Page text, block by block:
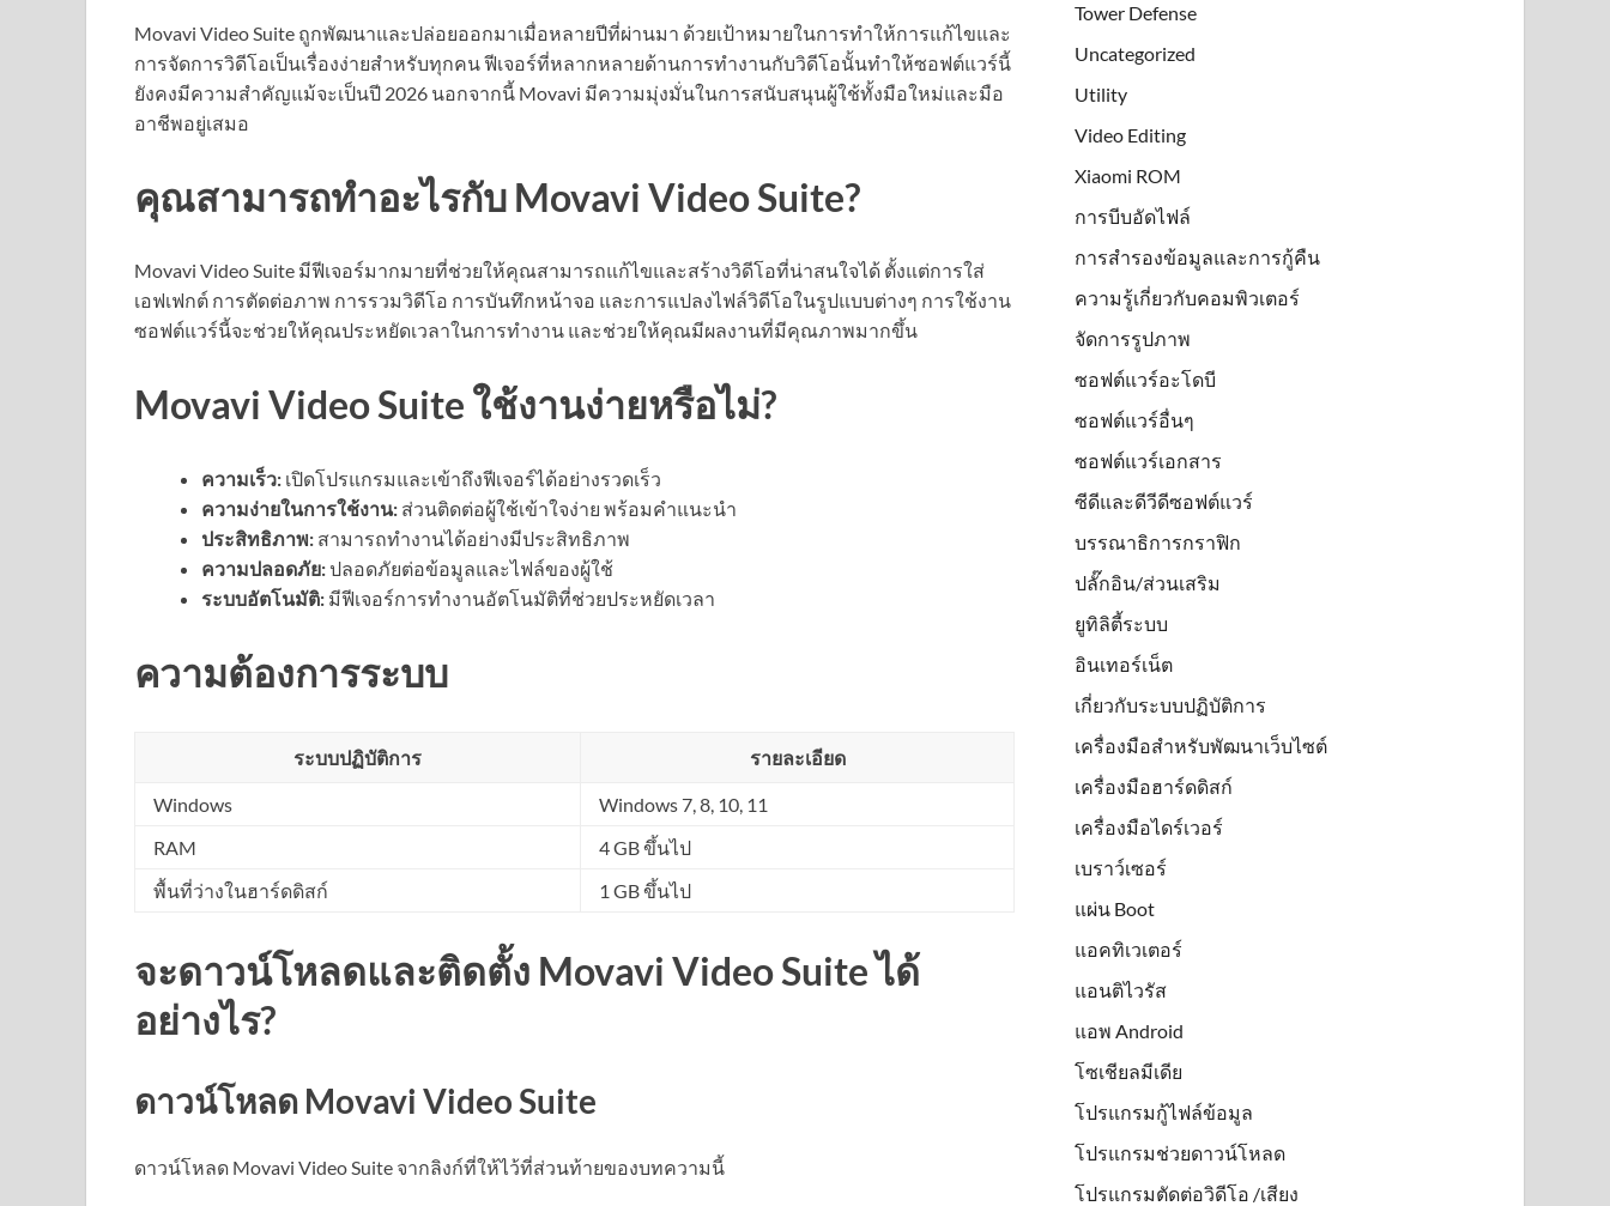
Movavi Video Suite ถูกพัฒนาและปล่อยออกมาเมื่อหลายปีที่ผ่านมา ด้วยเป้าหมายในการทำให้การแก้ไขและ
การจัดการวิดีโอเป็นเรื่องง่ายสำหรับทุกคน ฟีเจอร์ที่หลากหลายด้านการทำงานกับวิดีโอนั้นทำให้ซอฟต์แวร์นี้
ยังคงมีความสำคัญแม้จะเป็นปี 2026 นอกจากนี้ Movavi มีความมุ่งมั่นในการสนับสนุนผู้ใช้ทั้งมือใหม่และมือ
อาชีพอยู่เสมอ
คุณสามารถทำอะไรกับ Movavi Video Suite?
Movavi Video Suite มีฟีเจอร์มากมายที่ช่วยให้คุณสามารถแก้ไขและสร้างวิดีโอที่น่าสนใจได้ ตั้งแต่การใส่
เอฟเฟกต์ การตัดต่อภาพ การรวมวิดีโอ การบันทึกหน้าจอ และการแปลงไฟล์วิดีโอในรูปแบบต่างๆ การใช้งาน
ซอฟต์แวร์นี้จะช่วยให้คุณประหยัดเวลาในการทำงาน และช่วยให้คุณมีผลงานที่มีคุณภาพมากขึ้น
Movavi Video Suite ใช้งานง่ายหรือไม่?
ความเร็ว: เปิดโปรแกรมและเข้าถึงฟีเจอร์ได้อย่างรวดเร็ว
ความง่ายในการใช้งาน: ส่วนติดต่อผู้ใช้เข้าใจง่าย พร้อมคำแนะนำ
ประสิทธิภาพ: สามารถทำงานได้อย่างมีประสิทธิภาพ
ความปลอดภัย:ปลอดภัยต่อข้อมูลและไฟล์ของผู้ใช้
ระบบอัตโนมัติ: มีฟีเจอร์การทำงานอัตโนมัติที่ช่วยประหยัดเวลา
ความต้องการระบบ
ระบบปฏิบัติการ รายละเอียด
Windows
Windows 7, 8, 10, 11
RAM
4 GB ขึ้นไป
พื้นที่ว่างในฮาร์ดดิสก์
1 GB ขึ้นไป
จะดาวน์โหลดและติดตั้ง Movavi Video Suite ได้
อย่างไร?
ดาวน์โหลด Movavi Video Suite
ดาวน์โหลด Movavi Video Suite จากลิงก์ที่ให้ไว้ที่ส่วนท้ายของบทความนี้
Tower Defense
Uncategorized
Utility
Video Editing
Xiaomi ROM
การบีบอัดไฟล์
การสำรองข้อมูลและการกู้คืน
ความรู้เกี่ยวกับคอมพิวเตอร์
จัดการรูปภาพ
ซอฟต์แวร์อะโดบี
ซอฟต์แวร์อื่นๆ
ซอฟต์แวร์เอกสาร
ซีดีและดีวีดีซอฟต์แวร์
บรรณาธิการกราฟิก
ปลั๊กอิน/ส่วนเสริม
ยูทิลิตี้ระบบ
อินเทอร์เน็ต
เกี่ยวกับระบบปฏิบัติการ
เครื่องมือสำหรับพัฒนาเว็บไซต์
เครื่องมือฮาร์ดดิสก์
เครื่องมือไดร์เวอร์
เบราว์เซอร์
แผ่น Boot
แอคทิเวเตอร์
แอนติไวรัส
แอพ Android
โซเชียลมีเดีย
โปรแกรมกู้ไฟล์ข้อมูล
โปรแกรมช่วยดาวน์โหลด
โปรแกรมตัดต่อวิดีโอ /เสียง